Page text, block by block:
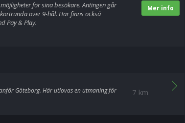
Mer info
för sina besökare. Antingen går
över 9-hål. Här finns också
Pay & Play.
7 km
Göteborg. Här utlovas en utmaning för